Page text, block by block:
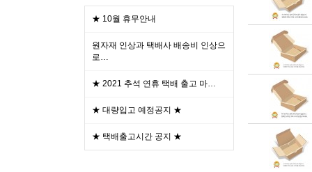
★ 10월 휴무안내
원자재 인상과 택배사 배송비 인상으
로…
★ 2021 추석 연휴 택배 출고 마…
★ 대량입고 예정공지 ★
★ 택배출고시간 공지 ★